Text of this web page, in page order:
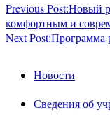
Previous Post:Новый
комфортным и
Next Post:Программа
Новости
Сведения об